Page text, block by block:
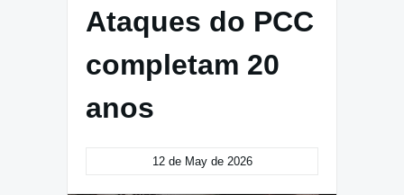
Ataques do PCC
completam 20
anos
12 de May de 2026